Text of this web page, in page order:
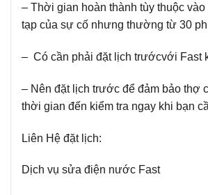
– Thời gian hoàn thành tùy thuộc
tạp của sự cố nhưng thường từ 30
– Có cần phải đặt lịch trướcvới Fast
– Nên đặt lịch trước để đảm bảo thợ
thời gian đến kiểm tra ngay khi bạn
Liên Hệ đặt lịch:
Dịch vụ sửa điện nước Fast